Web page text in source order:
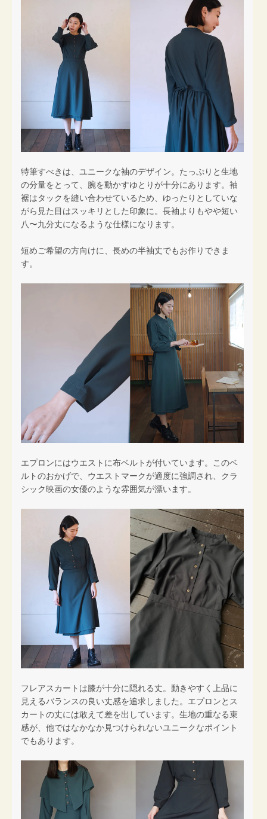
特筆すべきは、ユニークな袖のデザイン。たっぷりと生地
の分量をとって、腕を動かすゆとりが十分にあります。袖
裾はタックを縫い合わせているため、ゆったりとしていな
がら見た目はスッキリとした印象に。長袖よりもやや短い
八〜九分丈になるような仕様になります。
短めご希望の方向けに、長めの半袖丈でもお作りできま
す。
エプロンにはウエストに布ベルトが付いています。このベ
ルトのおかげで、ウエストマークが適度に強調され、クラ
シック映画の女優のような雰囲気が漂います。
フレアスカートは膝が十分に隠れる丈。動きやすく上品に
見えるバランスの良い丈感を追求しました。エプロンとス
カートの丈には敢えて差を出しています。生地の重なる束
感が、他ではなかなか見つけられないユニークなポイント
でもあります。